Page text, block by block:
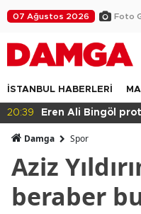
07 Ağustos 2026 Foto
İSTANBUL HABERLERİ
20:39 Eren Ali Bingöl
Damga Spor
Aziz
beraber